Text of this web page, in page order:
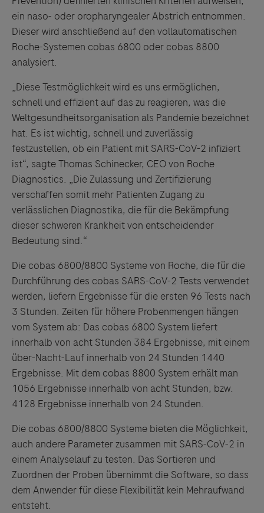
ein naso- oder oropharyngealer Abstrich entnommen.
Dieser wird anschließend auf den vollautomatischen
Roche-Systemen cobas 6800 oder cobas 8800
analysiert.
„Diese Testmöglichkeit wird es uns ermöglichen,
schnell und effizient auf das zu reagieren, was die
Weltgesundheitsorganisation als Pandemie bezeichnet
hat. Es ist wichtig, schnell und zuverlässig
festzustellen, ob ein Patient mit SARS-CoV-2 infiziert
ist“, sagte Thomas Schinecker, CEO von Roche
Diagnostics. „Die Zulassung und Zertifizierung
verschaffen somit mehr Patienten Zugang zu
verlässlichen Diagnostika, die für die Bekämpfung
dieser schweren Krankheit von entscheidender
Bedeutung sind.“
Die cobas 6800/8800 Systeme von Roche, die für die
Durchführung des cobas SARS-CoV-2 Tests verwendet
werden, liefern Ergebnisse für die ersten 96 Tests nach
3 Stunden. Zeiten für höhere Probenmengen hängen
vom System ab: Das cobas 6800 System liefert
innerhalb von acht Stunden 384 Ergebnisse, mit einem
über-Nacht-Lauf innerhalb von 24 Stunden 1440
Ergebnisse. Mit dem cobas 8800 System erhält man
1056 Ergebnisse innerhalb von acht Stunden, bzw.
4128 Ergebnisse innerhalb von 24 Stunden.
Die cobas 6800/8800 Systeme bieten die Möglichkeit,
auch andere Parameter zusammen mit SARS-CoV-2 in
einem Analyselauf zu testen. Das Sortieren und
Zuordnen der Proben übernimmt die Software, so dass
dem Anwender für diese Flexibilität kein Mehraufwand
entsteht.